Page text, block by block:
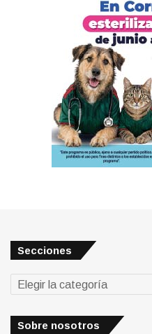
Secciones
Secciones
Sobre nosotros